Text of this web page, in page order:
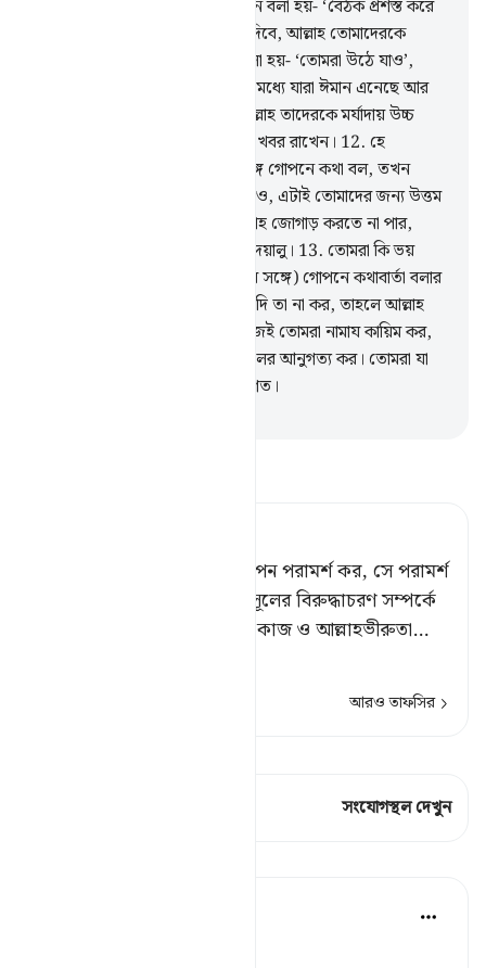
হে বিশ্বাসীগণ! তোমরা যখন গোপন পরামর্শ কর, সে পরামর্শ
যেন পাপাচরণ, সীমালংঘন ও রসূলের বিরুদ্ধাচরণ সম্পর্কে
না হয়।[১] তোমরা কল্যাণমূলক কাজ ও আল্লাহভীরুতা…
আরও তাফসির
সংযোগস্থল দেখুন
হে মু’মিনগণ! তোমাদেরকে যখন বলা হয়- ‘বৈঠক প্রশস্ত করে
দাও’, তখন তোমরা তা প্রশস্ত করে দিবে, আল্লাহ তোমাদেরকে
প্রশস্ততা দান করবেন। আর যখন বলা হয়- ‘তোমরা উঠে যাও’,
তখন তোমরা উঠে যাবে। তোমাদের মধ্যে যারা ঈমান এনেছে আর
যাদেরকে জ্ঞান দান করা হয়েছে, আল্লাহ তাদেরকে মর্যাদায় উচ্চ
করবেন। তোমরা যা কর আল্লাহ তার খবর রাখেন। 12. হে
মু’মিনগণ! তোমরা যখন রসূলের সঙ্গে গোপনে কথা বল, তখন
গোপনে কথা বলার আগে সদাক্বাহ দাও, এটাই তোমাদের জন্য উত্তম
ও অতি পবিত্র পন্থা। আর যদি সদাক্বাহ জোগাড় করতে না পার,
তাহলে আল্লাহ অতি ক্ষমাশীল, অতি দয়ালু। 13. তোমরা কি ভয়
পেয়ে গেলে যে, তোমাদেরকে (নবীর সঙ্গে) গোপনে কথাবার্তা বলার
আগে সদাক্বাহ দিতে হবে? তোমরা যদি তা না কর, তাহলে আল্লাহ
তোমাদেরকে ক্ষমা করে দিলেন, কাজেই তোমরা নামায কায়িম কর,
যাকাত দাও এবং আল্লাহ ও তাঁর রসূলের আনুগত্য কর। তোমরা যা
কর সে বিষয়ে আল্লাহ পুরোপুরি অবগত।